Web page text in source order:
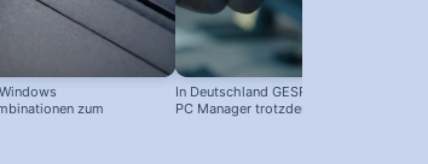
zum
In Deutschland GESPERRT: Microsoft
PC Manager trotzdem installieren